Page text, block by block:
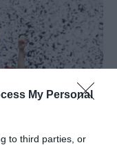
My Personal
to third parties, or